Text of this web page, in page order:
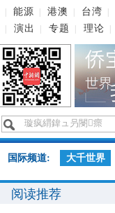
能源 港澳 台湾
演出 专题 理论
国际频道: 大千世界
阅读推荐